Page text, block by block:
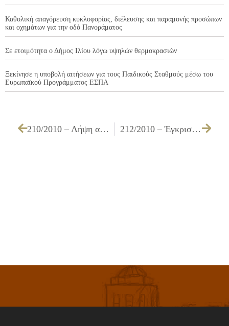
Καθολική απαγόρευση κυκλοφορίας, διέλευσης και παραμονής προσώπων
και οχημάτων για την οδό Πανοράματος
Σε ετοιμότητα ο Δήμος Ιλίου λόγω υψηλών θερμοκρασιών
Ξεκίνησε η υποβολή αιτήσεων για τους Παιδικούς Σταθμούς μέσω του
Ευρωπαϊκού Προγράμματος ΕΣΠΑ
210/2010 – Λήψη απόφασης για την έγκριση των όρων της Προγραμματικής Σύμβασης μεταξύ του Δήμου Ιλίου και της Νομαρχίας Αθηνών για το έργο «ΑΝΑΠΛΑΣΗ – ΔΗΜΙΟΥΡΓΙΑ ΠΟΔΗΛΑΤΟΔΡΟΜΟΥ ΚΑΙ ΔΙΑΣΦΑΛΙΣΗ ΠΡΟΣΒΑΣΙΜΟΤΗΤΑΣ ΕΠΙ ΤΗΣ ΟΔΟΥ ΘΗΒΩΝ (ΤΜΗΜΑ ΑΠΟ ΙΔΟΜΕΝΕΩΣ ΕΩΣ ΑΓ. ΝΙΚΟΛΑΟΥ) ΕΡΓ. Α10/09» και την εξουσιοδότηση του Δημάρχου για την υπογραφή αυτής 212/2010 – Έγκριση του 1ου Ανακεφαλαιωτικού Πίνακα Εργασιών και του 1ου Π.Κ.Τ.Μ.Ν.Ε. του έργου ΚΑΤΑΣΚΕΥΗ ΜΙΚΡΩΝ ΤΜΗΜΑΤΩΝ ΑΓΩΓΩΝ ΟΜΒΡΙΩΝ ΚΑΙ ΦΡΕΑΤΙΩΝ ΥΔΡΟΣΥΛΛΟΓΗΣ ΣΕ ΔΙΑΦΟΡΟΥΣ ΔΡΟΜΟΥΣ ΤΟΥ ΔΗΜΟΥ ΕΡΓΟΛΑΒΙΑΣ Γ1/09